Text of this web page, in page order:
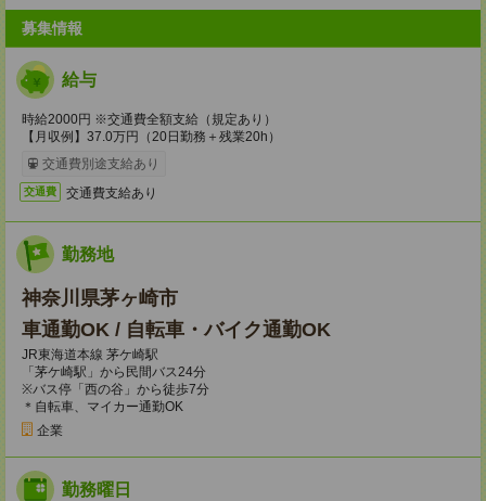
募集情報
給与
時給2000円 ※交通費全額支給（規定あり）
【月収例】37.0万円（20日勤務＋残業20h）
交通費別途支給あり
交通費 交通費支給あり
勤務地
神奈川県茅ヶ崎市
車通勤OK / 自転車・バイク通勤OK
JR東海道本線 茅ケ崎駅
「茅ケ崎駅」から民間バス24分
※バス停「西の谷」から徒歩7分
＊自転車、マイカー通勤OK
企業
勤務曜日